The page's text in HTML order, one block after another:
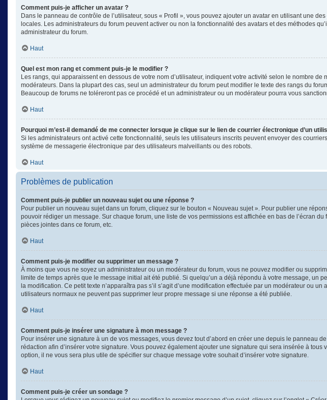
Comment puis-je afficher un avatar ?
Dans le panneau de contrôle de l’utilisateur, sous « Profil », vous pouvez ajouter un avatar en utilisant une
locales. Les administrateurs du forum peuvent activer ou non la fonctionnalité des avatars et des méthodes
administrateur du forum.
Haut
Quel est mon rang et comment puis-je le modifier ?
Les rangs, qui apparaissent en dessous de votre nom d’utilisateur, indiquent votre activité selon le nombre
modérateurs. Dans la plupart des cas, seul un administrateur du forum peut modifier le texte des rangs du
Beaucoup de forums ne toléreront pas ce procédé et un administrateur ou un modérateur pourra vous
Haut
Pourquoi m’est-il demandé de me connecter lorsque je clique sur le lien de courrier électronique d’un
Si les administrateurs ont activé cette fonctionnalité, seuls les utilisateurs inscrits peuvent envoyer des
système de messagerie électronique par des utilisateurs malveillants ou des robots.
Haut
Problèmes de publication
Comment puis-je publier un nouveau sujet ou une réponse ?
Pour publier un nouveau sujet dans un forum, cliquez sur le bouton « Nouveau sujet ». Pour publier une
pouvoir rédiger un message. Sur chaque forum, une liste de vos permissions est affichée en bas de l’écran
pièces jointes dans ce forum, etc.
Haut
Comment puis-je modifier ou supprimer un message ?
À moins que vous ne soyez un administrateur ou un modérateur du forum, vous ne pouvez modifier ou
limite de temps après que le message initial ait été publié. Si quelqu’un a déjà répondu à votre message, un
la modification. Ce petit texte n’apparaîtra pas s’il s’agit d’une modification effectuée par un modérateur ou
utilisateurs normaux ne peuvent pas supprimer leur propre message si une réponse a été publiée.
Haut
Comment puis-je insérer une signature à mon message ?
Pour insérer une signature à un de vos messages, vous devez tout d’abord en créer une depuis le panneau
rédaction afin d’insérer votre signature. Vous pouvez également ajouter une signature qui sera insérée à
option, il ne vous sera plus utile de spécifier sur chaque message votre souhait d’insérer votre signature.
Haut
Comment puis-je créer un sondage ?